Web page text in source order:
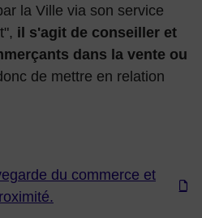
la Ville via son service
il s'agit de conseiller et
dans la vente ou
de mettre en relation
du commerce et